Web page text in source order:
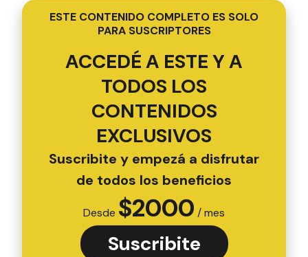
ESTE CONTENIDO COMPLETO ES SOLO
PARA SUSCRIPTORES
ACCEDÉ A ESTE Y A
TODOS LOS
CONTENIDOS
EXCLUSIVOS
Suscribite y empezá a disfrutar
de todos los beneficios
Desde $2000 / mes
Suscribite